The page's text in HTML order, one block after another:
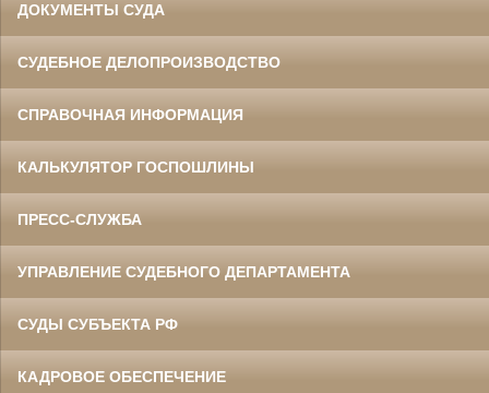
ДОКУМЕНТЫ СУДА
СУДЕБНОЕ ДЕЛОПРОИЗВОДСТВО
СПРАВОЧНАЯ ИНФОРМАЦИЯ
КАЛЬКУЛЯТОР ГОСПОШЛИНЫ
ПРЕСС-СЛУЖБА
УПРАВЛЕНИЕ СУДЕБНОГО ДЕПАРТАМЕНТА
СУДЫ СУБЪЕКТА РФ
КАДРОВОЕ ОБЕСПЕЧЕНИЕ